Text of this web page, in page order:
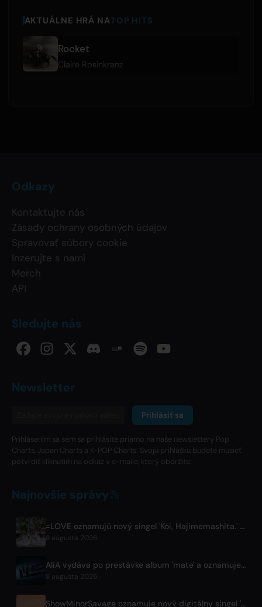
AKTUÁLNE HRÁ NATOP HITS
Rocket
Claire Rosinkranz
Odkazy
Kontaktujte nás
Zásady ochrany osobných údajov
Spravovať súbory cookie
Inzerujte s nami
Merch
API
Sledujte nás
Newsletter
Prihlásiť sa
Prihlásením sa sem sa prihlásite priamo na naše newslettery Pop
Charts, Japan Charts a K-POP Charts. Svoju prihlášku budete musieť
potvrdiť kliknutím na odkaz v e-maile, ktorý obdržíte.
Najnovšie správy
=LOVE oznamujú nový singel 'Koi, Hajimemashita.' a koncerty v Tokyo Dome
8 augusta 2026
AliA vydáva po prestávke album 'mate' a oznamuje koncert v Tokiu
8 augusta 2026
ShowMinorSavage oznamuje nový digitálny singel 'Gradation'